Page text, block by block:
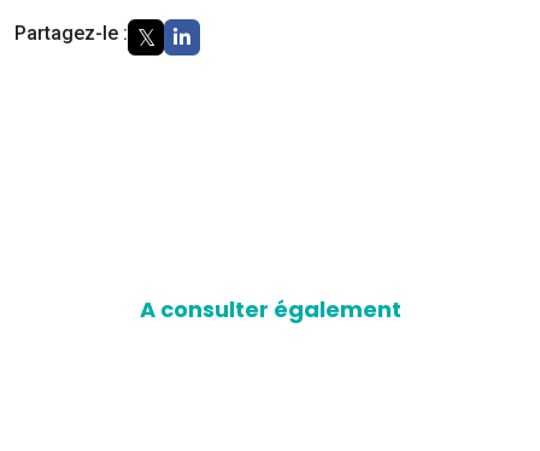
Partagez-le :
A consulter également